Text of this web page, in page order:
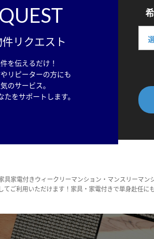
リクエスト
を伝えるだけ！
リピーターの方にも
のサービス。
たをサポートします。
具家電付きウィークリーマンション・マンスリーマ
てご利用いただけます！家具・家電付きで単身赴任にも